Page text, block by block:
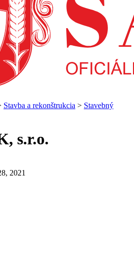
Stavba a rekonštrukcia > Stavebný
s.r.o.
2021